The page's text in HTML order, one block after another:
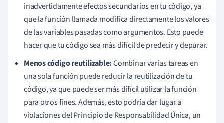
inadvertidamente efectos secundarios en tu código, ya
que la función llamada modifica directamente los valores
de las variables pasadas como argumentos. Esto puede
hacer que tu código sea más difícil de predecir y depurar.
Menos código reutilizable:Combinar varias tareas en
una sola función puede reducir la reutilización de tu
código, ya que puede ser más difícil utilizar la función
para otros fines. Además, esto podría dar lugar a
violaciones del Principio de Responsabilidad Única, un